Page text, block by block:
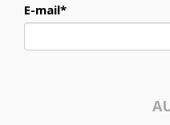
E-mail*